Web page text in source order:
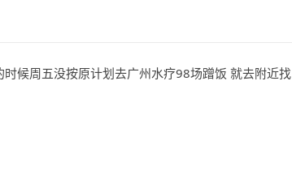
候周五没按原计划去广州水疗98场蹭饭 就去附近找